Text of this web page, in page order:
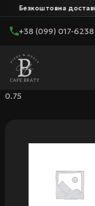
Безкоштовна
+38 (099) 017-6238
Головна / Напій на
0.75